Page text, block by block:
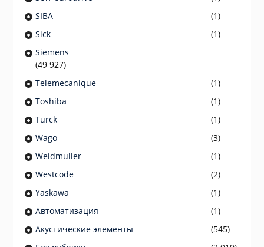
SIBA
(1)
Sick
(1)
Siemens
(49 927)
Telemecanique
(1)
Toshiba
(1)
Turck
(1)
Wago
(3)
Weidmuller
(1)
Westcode
(2)
Yaskawa
(1)
Автоматизация
(1)
Акустические элементы
(545)